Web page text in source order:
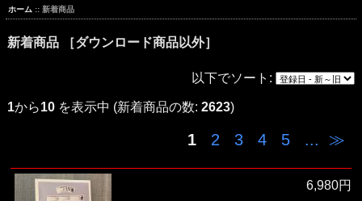
ホーム :: 新着商品
新着商品 ［ダウンロード商品以外］
以下でソート:
1から10 を表示中 (新着商品の数: 2623)
1 2 3 4 5 ... ≫
6,980円